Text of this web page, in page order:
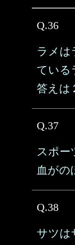
Q.36
ラメは
ている
答えは
Q.37
スポー
血がの
Q.38
サツは